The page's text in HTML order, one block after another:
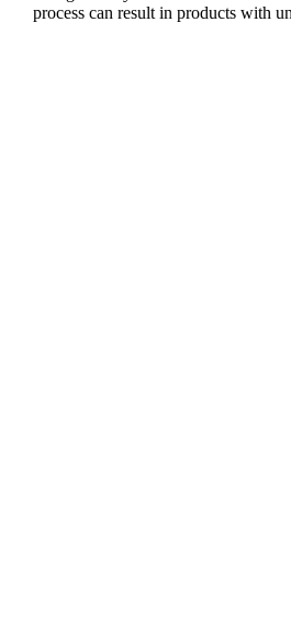
process can result in products with